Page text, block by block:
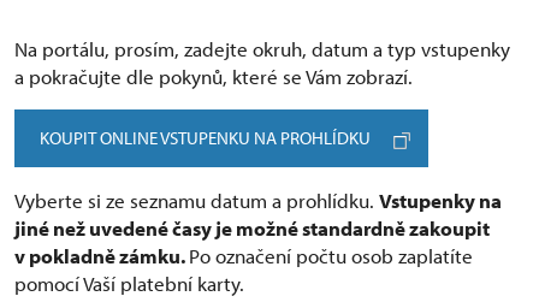
Na portálu, prosím, zadejte okruh, datum a typ vstupenky
a pokračujte dle pokynů, které se Vám zobrazí.
KOUPIT ONLINE VSTUPENKU NA PROHLÍDKU
Vyberte si ze seznamu datum a prohlídku. Vstupenky na
jiné než uvedené časy je možné standardně zakoupit
v pokladně zámku.Po označení počtu osob zaplatíte
pomocí Vaší platební karty.